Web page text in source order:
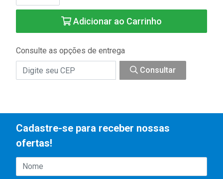
Adicionar ao Carrinho
Consulte as opções de entrega
Consultar
Cadastre-se para receber nossas
ofertas!